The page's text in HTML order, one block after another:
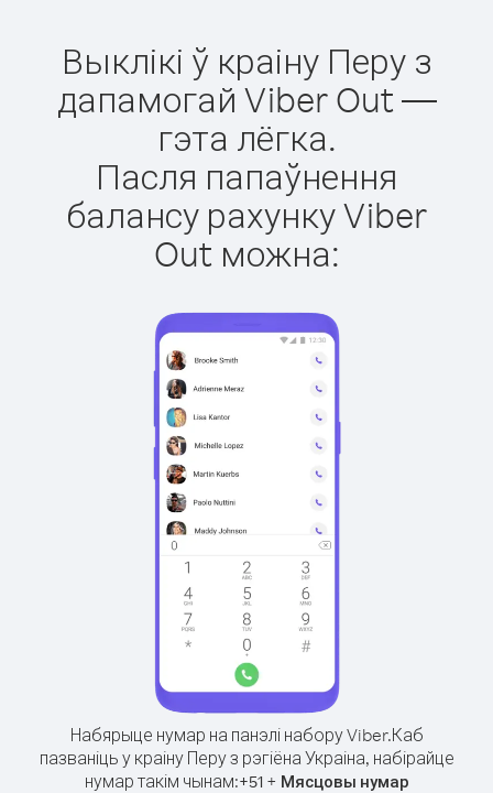
Выклікі ў краіну Перу з
дапамогай Viber Out —
гэта лёгка.
Пасля папаўнення
балансу рахунку Viber
Out можна:
Набярыце нумар на панэлі набору Viber.Каб
пазваніць у краіну Перу з рэгіёна Украіна, набірайце
нумар такім чынам:+51+ Мясцовы нумар